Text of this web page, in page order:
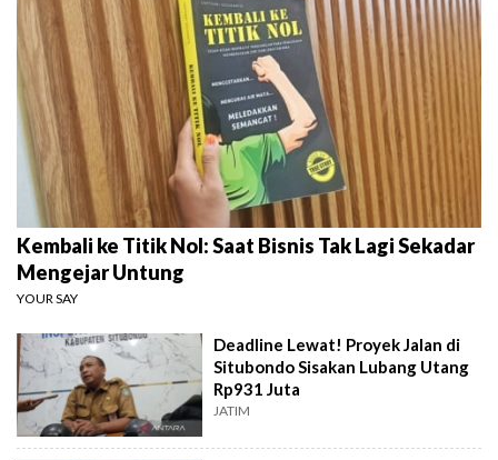
Kembali ke Titik Nol: Saat Bisnis Tak Lagi Sekadar
Mengejar Untung
YOUR SAY
Deadline Lewat! Proyek Jalan di
Situbondo Sisakan Lubang Utang
Rp931 Juta
JATIM